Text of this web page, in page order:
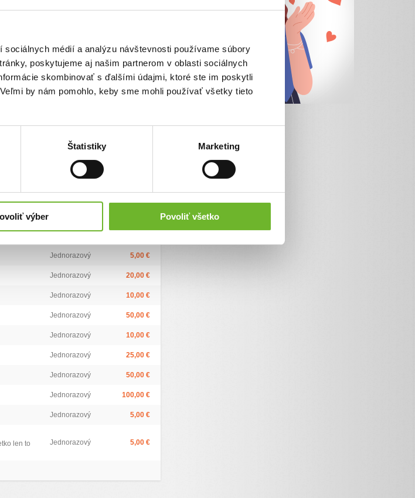
médií a analýzu návštevnosti používame súbory
poskytujeme aj našim partnerom v oblasti sociálnych
skombinovať s ďalšími údajmi, ktoré ste im poskytli
by nám pomohlo, keby sme mohli používať všetky tieto
Štatistiky Marketing
výber Povoliť všetko
darcom a darkyniam,ktorý ste mi
srdca Vám všetkým moje
požehnané a v zdravi prežité
Jednorazový 5,00 €
Jednorazový 20,00 €
Jednorazový 10,00 €
Jednorazový 50,00 €
Jednorazový 10,00 €
Jednorazový 25,00 €
Jednorazový 50,00 €
Jednorazový 100,00 €
Jednorazový 5,00 €
len to
Jednorazový 5,00 €